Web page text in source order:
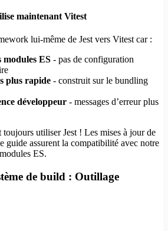
maintenant Vitest
lui-même de Jest vers Vitest car :
ES - pas de configuration
plus rapide - construit sur le bundling
développeur - messages d’erreur plus
utiliser Jest ! Les mises à jour de
guide assurent la compatibilité avec notre
ES.
de build : Outillage